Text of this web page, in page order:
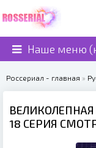
Наше меню
Россериал - главная »
ВЕЛИКОЛЕПНАЯ
18 СЕРИЯ